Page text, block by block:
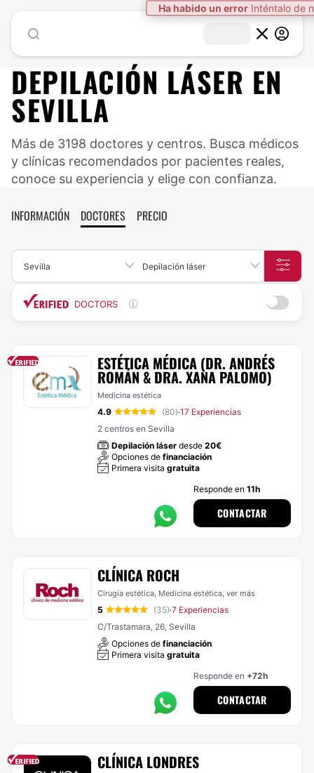
Ha habido un error Inténtalo de
DEPILACIÓN LÁSER EN
SEVILLA
Más de 3198 doctores y centros. Busca médicos
y clínicas recomendados por pacientes reales,
conoce su experiencia y elige con confianza.
INFORMACIÓN DOCTORES PRECIO
Sevilla Depilación láser
DOCTORS
ESTÉTICA MÉDICA (DR. ANDRÉS
ROMÁN & DRA. XANA PALOMO)
Medicina estética
4.9 (80)·17 Experiencias
2 centros en Sevilla
Depilación láser desde 20€
Opciones de financiación
Primera visita gratuita
Responde en 11h
CONTACTAR
CLÍNICA ROCH
Cirugía estética, Medicina estética, ver más
5 (35)·7 Experiencias
C/Trastamara, 26, Sevilla
Opciones de financiación
Primera visita gratuita
Responde en +72h
CONTACTAR
CLÍNICA LONDRES